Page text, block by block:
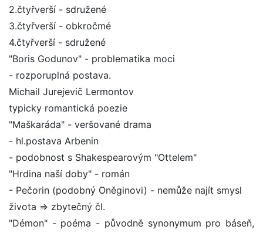
2.čtyřverší - sdružené
3.čtyřverší - obkročmé
4.čtyřverší - sdružené
"Boris Godunov" - problematika moci
- rozporuplná postava.
Michail Jurejevič Lermontov
typicky romantická poezie
"Maškaráda" - veršované drama
- hl.postava Arbenin
- podobnost s Shakespearovým "Ottelem"
"Hrdina naší doby" - román
- Pečorin (podobný Oněginovi) - nemůže najít smysl
života => zbytečný čl.
"Démon" - poéma - původně synonymum pro báseň,